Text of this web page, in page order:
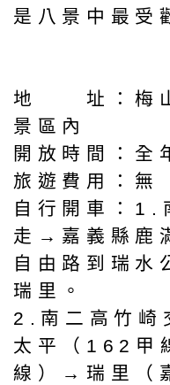
是八景中最受
地 址：梅山
景區內
開放時間：全
旅遊費用：無
自行開車：1.
走→嘉義縣鹿
自由路到瑞水
瑞里。
2.南二高竹
太平（162甲
線）→瑞里（